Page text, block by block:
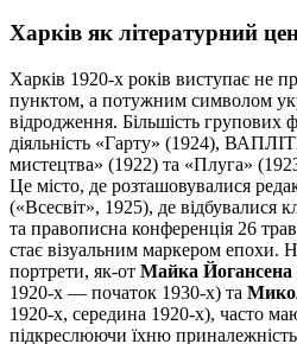
Харків як літературний
Харків 1920-х років виступає не
пунктом, а потужним символом
відродження. Більшість групових
діяльність «Гарту» (1924),
мистецтва» (1922) та «Плуга»
Це місто, де розташовувалися
(«Всесвіт», 1925), де відбувалися
та правописна конференція 26
стає візуальним маркером епохи.
портрети, як-от Майка Йогансена
1920-х — початок 1930-х) та
1920-х, середина 1920-х), часто
підкреслюючи їхню